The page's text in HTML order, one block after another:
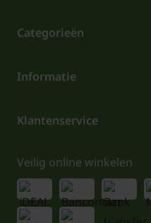
Categorieën
Informatie
Klantenservice
Veilig online winkelen